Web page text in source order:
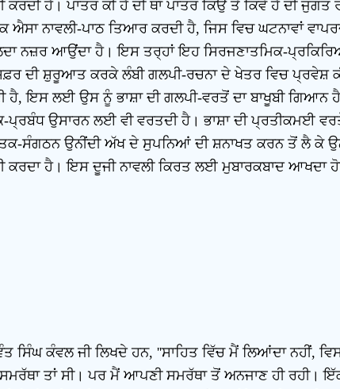
ਕਰਦੀ ਹੈ। ਪਾਤਰ ਕੀ ਹੈ ਦੀ ਥਾਂ ਪਾਤਰ ਕਿਉਂ ਤੇ ਕਿਵੇਂ ਹੈ ਦੀ
ਨਾਵਲੀ-ਪਾਠ ਤਿਆਰ ਕਰਦੀ ਹੈ, ਜਿਸ ਵਿਚ ਘਟਨਾਵਾਂ
ਨਜ਼ਰ ਆਉਂਦਾ ਹੈ। ਇਸ ਤਰ੍ਹਾਂ ਇਹ ਸਿਰਜਣਾਤਮਿਕ-
ਦੀ ਸ਼ੁਰੂਆਤ ਕਰਕੇ ਲੰਬੀ ਗਲਪੀ-ਰਚਨਾ ਦੇ ਖੇਤਰ ਵਿਚ ਪ੍ਰਵੇਸ਼
ਇਸ ਲਈ ਉਸ ਨੂੰ ਭਾਸ਼ਾ ਦੀ ਗਲਪੀ-ਵਰਤੋਂ ਦਾ ਬਾਖੂਬੀ ਗਿਆਨ
ਉਸਾਰਨ ਲਈ ਵੀ ਵਰਤਦੀ ਹੈ। ਭਾਸ਼ਾ ਦੀ ਪ੍ਰਤੀਕਮਈ
ਸੰਗਠਨ ਉਨੀਂਦੀ ਅੱਖ ਦੇ ਸੁਪਨਿਆਂ ਦੀ ਸ਼ਨਾਖਤ ਕਰਨ ਤੋਂ ਲੈ ਕੇ
ਕਰਦਾ ਹੈ। ਇਸ ਦੂਜੀ ਨਾਵਲੀ ਕਿਰਤ ਲਈ ਮੁਬਾਰਕਬਾਦ ਆਖਦਾ
ਸਿੰਘ ਕੰਵਲ ਜੀ ਲਿਖਦੇ ਹਨ, ''ਸਾਹਿਤ ਵਿੱਚ ਮੈਂ ਲਿਆਂਦਾ
ਤਾਂ ਸੀ। ਪਰ ਮੈਂ ਆਪਣੀ ਸਮਰੱਥਾ ਤੋਂ ਅਨਜਾਣ ਹੀ